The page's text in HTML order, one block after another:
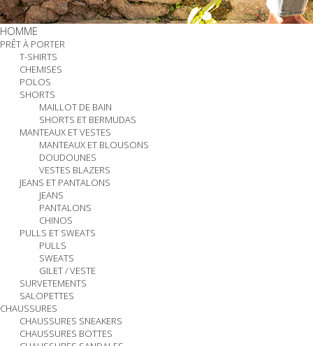
HOMME
PRÊT À PORTER
T-SHIRTS
CHEMISES
POLOS
SHORTS
MAILLOT DE BAIN
SHORTS ET BERMUDAS
MANTEAUX ET VESTES
MANTEAUX ET BLOUSONS
DOUDOUNES
VESTES BLAZERS
JEANS ET PANTALONS
JEANS
PANTALONS
CHINOS
PULLS ET SWEATS
PULLS
SWEATS
GILET / VESTE
SURVETEMENTS
SALOPETTES
CHAUSSURES
CHAUSSURES SNEAKERS
CHAUSSURES BOTTES